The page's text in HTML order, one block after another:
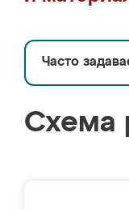
Часто
Схема